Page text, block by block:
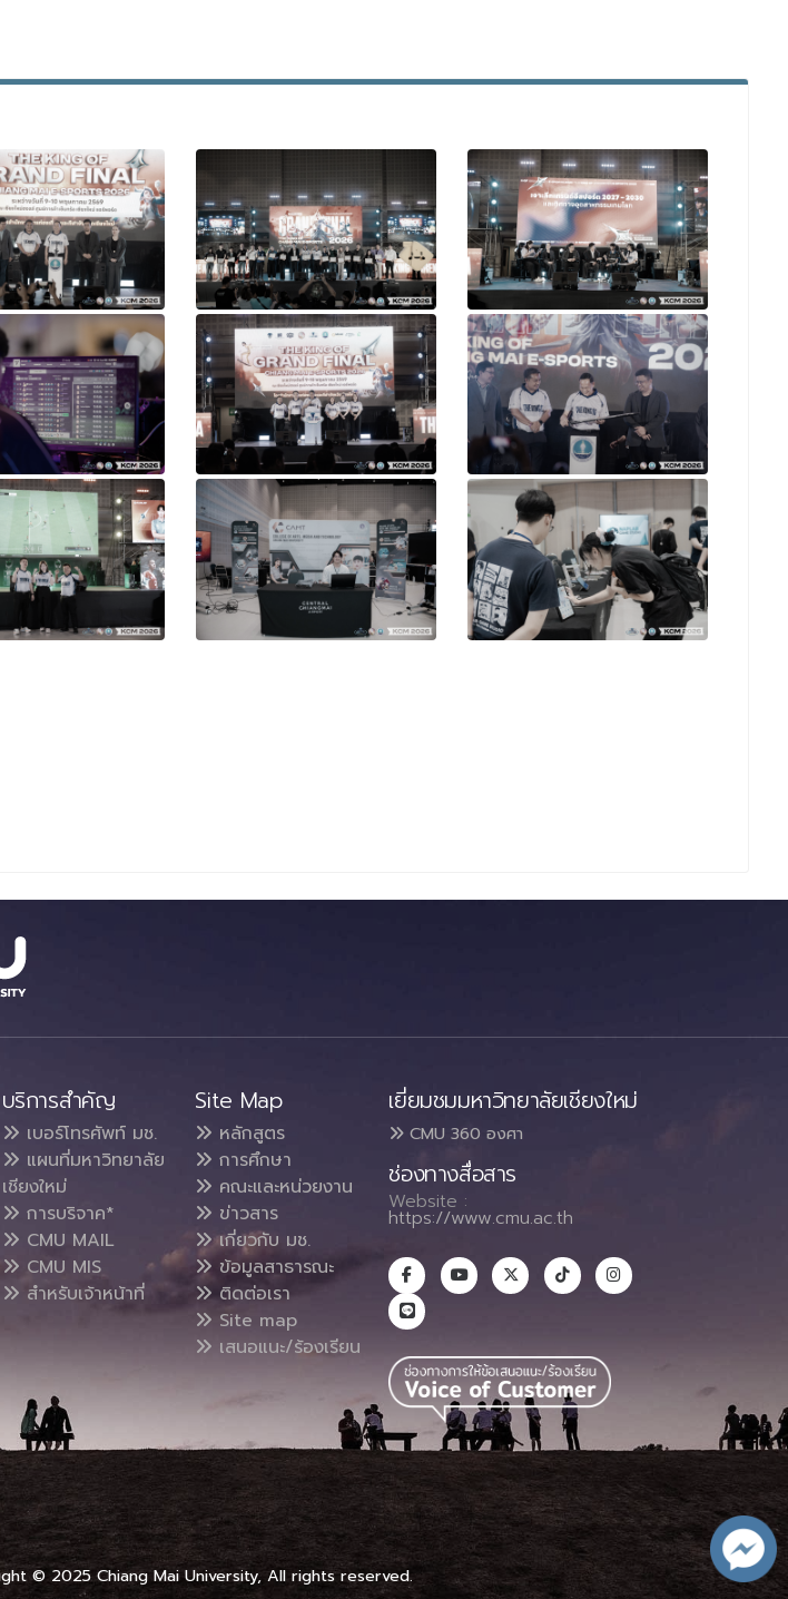
บริการสำคัญ
เบอร์โทรศัพท์ มช.
แผนที่มหาวิทยาลัย
เชียงใหม่
การบริจาค*
CMU MAIL
CMU MIS
สำหรับเจ้าหน้าที่
Site Map
หลักสูตร
การศึกษา
คณะและหน่วยงาน
ข่าวสาร
เกี่ยวกับ มช.
ข้อมูลสาธารณะ
ติดต่อเรา
Site map
เสนอแนะ/ร้องเรียน
เยี่ยมชมมหาวิทยาลัยเชียงใหม่
CMU 360 องศา
ช่องทางสื่อสาร
Website :
https://www.cmu.ac.th
© 2025 Chiang Mai University, All rights reserved.